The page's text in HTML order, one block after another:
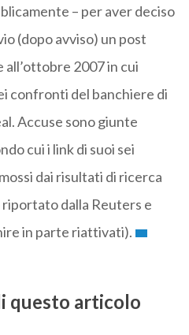
– per aver deciso
(dopo avviso) un post
2007 in cui
confronti del banchiere di
Accuse sono giunte
cui i link di suoi sei
dai risultati di ricerca
dalla Reuters e
in parte riattivati).
questo articolo